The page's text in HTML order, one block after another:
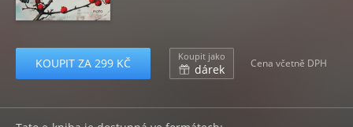
KOUPIT ZA 299 KČ Koupit jako
dárek Cena včetně DPH